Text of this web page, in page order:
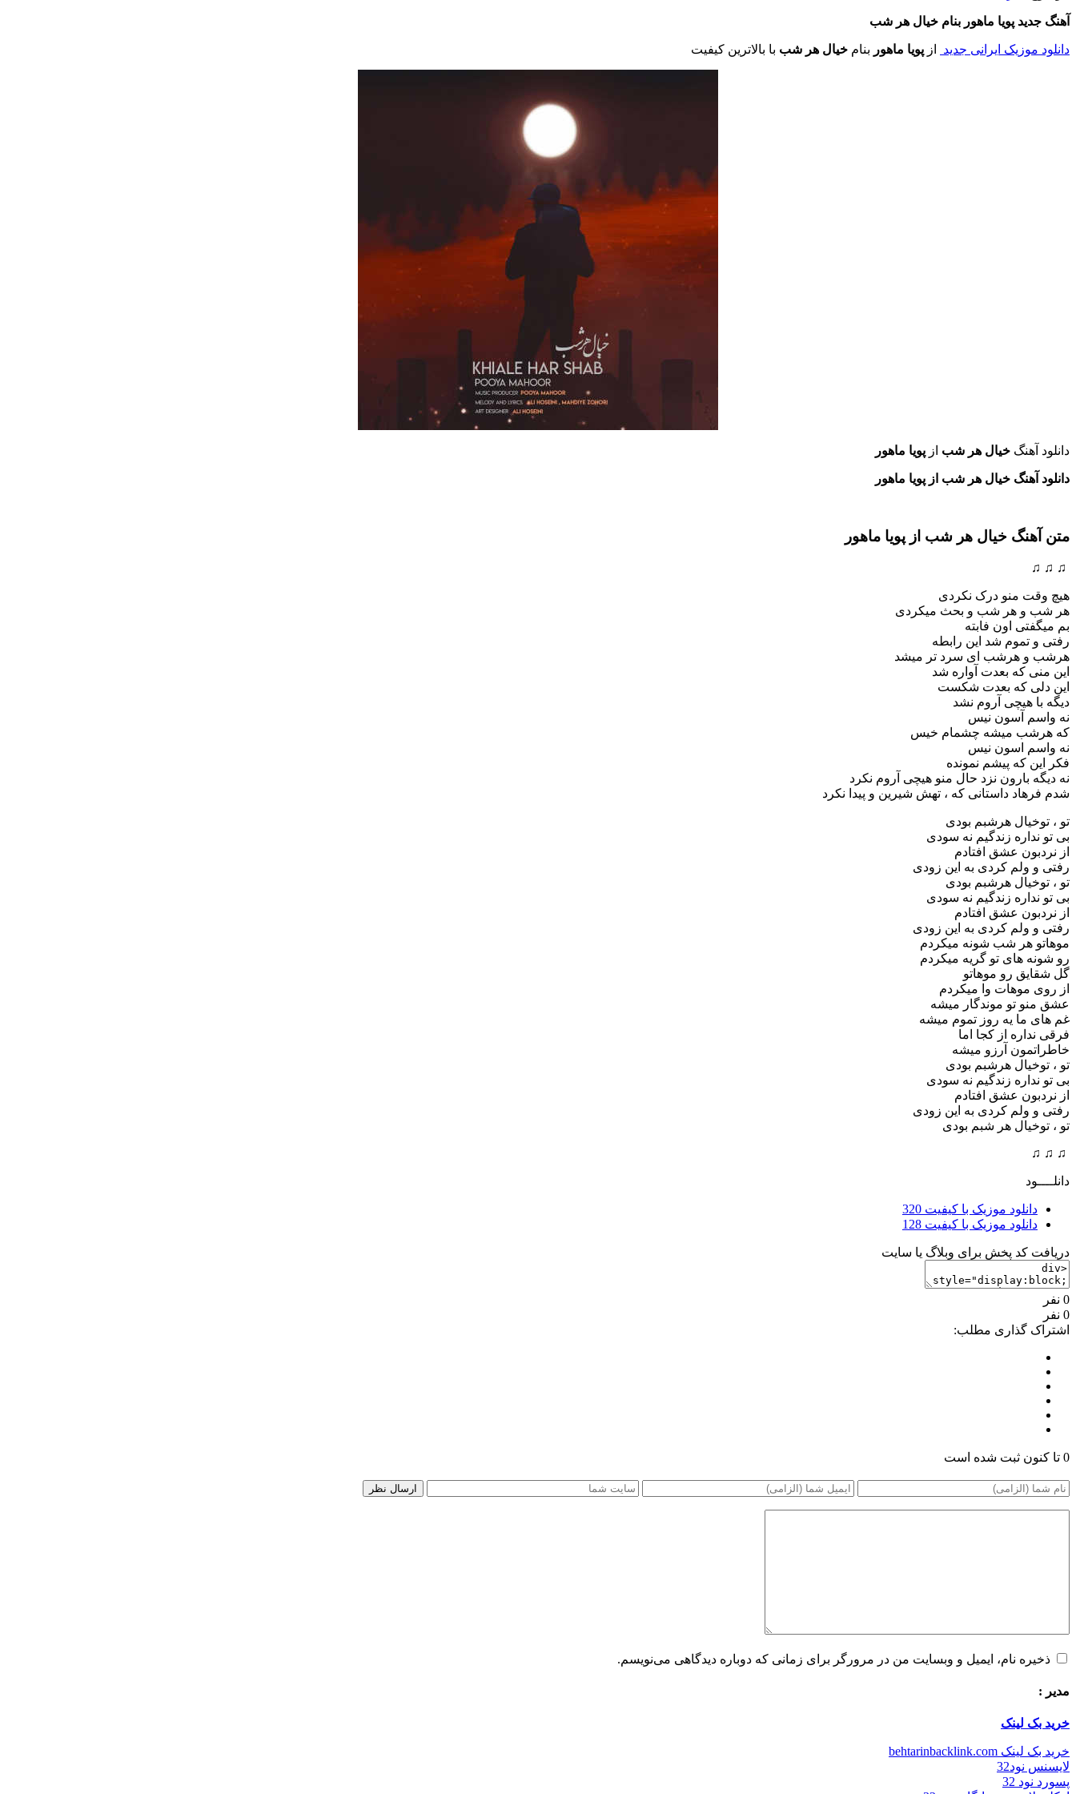
آهنگ جدید پویا ماهور بنام خیال هر شب
دانلود موزیک ایرانی جدید از پویا ماهور بنام خیال هر شب با بالاترین کیفیت
دانلود آهنگ خیال هر شب از پویا ماهور
دانلود آهنگ خیال هر شب از پویا ماهور
متن آهنگ خیال هر شب از پویا ماهور
♫ ♫ ♫
هیچ وقت منو درک نکردی
هر شب و هر شب و بحث میکردی
بم میگفتی اون فابته
رفتی و تموم شد این رابطه
هرشب و هرشب ای سرد تر میشد
این منی که بعدت آواره شد
این دلی که بعدت شکست
دیگه با هیچی آروم نشد
نه واسم آسون نیس
که هرشب میشه چشمام خیس
نه واسم اسون نیس
فکر این که پیشم نمونده
نه دیگه بارون نزد حال منو هیچی آروم نکرد
شدم فرهاد داستانی که ، تهش شیرین و پیدا نکرد
تو ، توخیال هرشبم بودی
بی تو نداره زندگیم نه سودی
از نردبون عشق افتادم
رفتی و ولم کردی به این زودی
تو ، توخیال هرشبم بودی
بی تو نداره زندگیم نه سودی
از نردبون عشق افتادم
رفتی و ولم کردی به این زودی
موهاتو هر شب شونه میکردم
رو شونه های تو گریه میکردم
گل شقایق رو موهاتو
از روی موهات وا میکردم
عشق منو تو موندگار میشه
غم های ما یه روز تموم میشه
فرقی نداره از کجا اما
خاطراتمون آرزو میشه
تو ، توخیال هرشبم بودی
بی تو نداره زندگیم نه سودی
از نردبون عشق افتادم
رفتی و ولم کردی به این زودی
تو ، توخیال هر شبم بودی
♫ ♫ ♫
دانلــــود
دانلود موزیک با کیفیت 320
دانلود موزیک با کیفیت 128
دریافت کد پخش برای وبلاگ یا سایت
0 نفر
0 نفر
اشتراک گذاری مطلب:
0 تا کنون ثبت شده است
ذخیره نام، ایمیل و وبسایت من در مرورگر برای زمانی که دوباره دیدگاهی می‌نویسم.
مدیر :
خرید بک لینک
خرید بک لینک behtarinbacklink.com
لایسنس نود32
پسورد نود 32